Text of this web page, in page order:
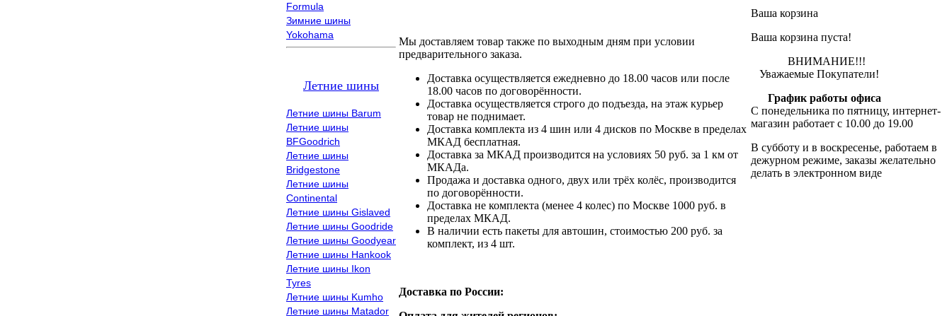
Formula
Зимние шины
Yokohama
Летние шины
Летние шины Barum
Летние шины
BFGoodrich
Летние шины
Bridgestone
Летние шины
Continental
Летние шины Gislaved
Летние шины Goodride
Летние шины Goodyear
Летние шины Hankook
Летние шины Ikon
Tyres
Летние шины Kumho
Летние шины Matador
Мы доставляем товар также по выходным дням при условии
предварительного заказа.
Доставка осуществляется ежедневно до 18.00 часов или после
18.00 часов по договорённости.
Доставка осуществляется строго до подъезда, на этаж курьер
товар не поднимает.
Доставка комплекта из 4 шин или 4 дисков по Москве в пределах
МКАД бесплатная.
Доставка за МКАД производится на условиях 50 руб. за 1 км от
МКАДа.
Продажа и доставка одного, двух или трёх колёс, производится
по договорённости.
Доставка не комплекта (менее 4 колес) по Москве 1000 руб. в
пределах МКАД.
В наличии есть пакеты для автошин, стоимостью 200 руб. за
комплект, из 4 шт.
Доставка по России:
Ваша корзина
Ваша корзина пуста!
ВНИМАНИЕ!!!
Уважаемые Покупатели!
График работы офиса
С понедельника по пятницу, интернет-
магазин работает с 10.00 до 19.00
В субботу и в воскресенье, работаем в
дежурном режиме, заказы желательно
делать в электронном виде